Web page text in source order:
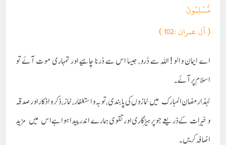
مُّسْلِمُونَ
( آل عمران :102 )
اے ایمان والو ! اللہ سے ڈرو، جیسا اس سے ڈرنا چاہیے اور تمہاری موت آئے تو
اسلام پر آئے۔
لہذا رمضان المبارک میں نمازوں کی پابندی ، توبہ و استغفار ، نماز ، ذکر و اذکار اور صدقہ
و خیرات کے ذریعے جو پرہیزگاری اور تقوی ہمارے اندر پیدا ہوا ہے اس میں مزید
اضافہ کریں۔